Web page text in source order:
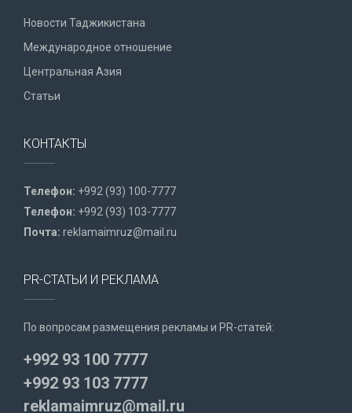
Новости Таджикистана
Международное отношение
Центральная Азия
Статьи
КОНТАКТЫ
Телефон: +992 (93) 100-7777
Телефон: +992 (93) 103-7777
Почта: reklamaimruz@mail.ru
PR-СТАТЬИ И РЕКЛАМА
По вопросам размещения рекламы и PR-статей:
+992 93 100 7777
+992 93 103 7777
reklamaimruz@mail.ru